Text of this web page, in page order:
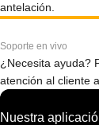
antelación.
Soporte en vivo
¿Necesita ayuda?
atención al cliente
Nuestra